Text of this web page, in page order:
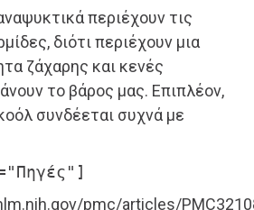
περιέχουν τις
διότι περιέχουν μια
ζάχαρης και κενές
το βάρος μας. Επιπλέον,
συνδέεται συχνά με
pmc/articles/